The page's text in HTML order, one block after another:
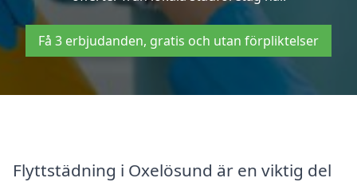
Få 3 erbjudanden, gratis och utan förpliktelser
Flyttstädning i Oxelösund är en viktig del